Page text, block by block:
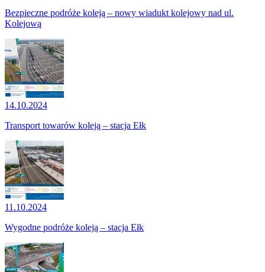
Bezpieczne podróże koleją – nowy wiadukt kolejowy nad ul.
Kolejową
14.10.2024
Transport towarów koleją – stacja Ełk
11.10.2024
Wygodne podróże koleją – stacja Ełk